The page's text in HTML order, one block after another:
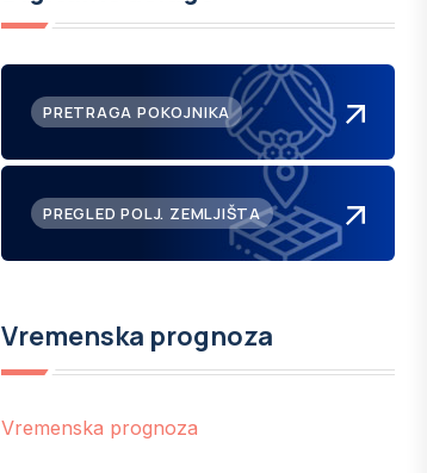
PRETRAGA POKOJNIKA
PREGLED POLJ. ZEMLJIŠTA
Vremenska prognoza
Vremenska prognoza